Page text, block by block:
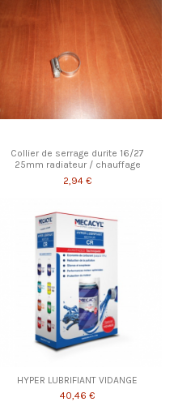
Collier de serrage durite 16/27
25mm radiateur / chauffage
2,94 €
HYPER LUBRIFIANT VIDANGE
40,46 €